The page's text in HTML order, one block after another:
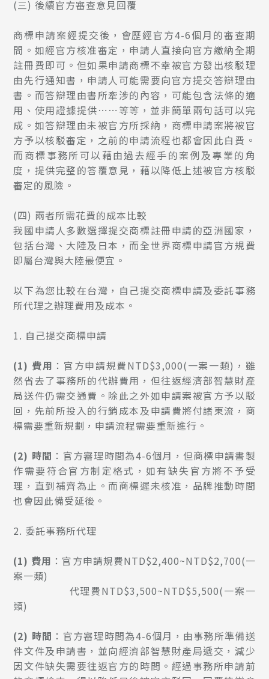
(三) 後續官方審查意見回覆
商標申請案經提交後，會歷經官方4-6個月的審查期
間。如經官方核准審定，申請人直接向官方繳納全期
註冊費即可。但如果申請商標不幸被官方發出核駁理
由先行通知書，申請人可能需要向官方提交答辯理由
書。而答辯理由書所牽涉的內容，可能包含法條的適
用、使用證據提供⋯⋯等等，並非簡單兩句話可以完
成。如答辯理由未被官方所採納，商標申請案將被官
方予以核駁審定，之前的申請流程也都會因此白費。
而商標事務所可以藉由過去經手的案例及專業的角
度，提供完整的答覆意見，藉以降低上述被官方核駁
審定的風險。
(四) 兩者所需花費的成本比較
我國申請人多數選擇提交商標註冊申請的亞洲國家，
包括台灣、大陸及日本，而全世界商標申請官方規費
即屬台灣與大陸最便宜。
以下為您比較在台灣，自己提交商標申請及委託事務
所代理之辦理費用及成本。
1. 自己提交商標申請
(1) 費用 ：官方申請規費NTD$3,000(一案一類)，雖
然省去了事務所的代辦費用，但往返經濟部智慧財產
局送件仍需交通費。除此之外如申請案被官方予以駁
回，先前所投入的行銷成本及申請費將付諸東流，商
標需要重新規劃，申請流程需要重新進行。
(2) 時間 ：官方審理時間為4-6個月，但商標申請書製
作需要符合官方制定格式，如有缺失官方將不予受
理，直到補齊為止。而商標遲未核准，品牌推動時間
也會因此備受延後。
2. 委託事務所代理
(1) 費用 ：官方申請規費NTD$2,400~NTD$2,700(一
案一類)
代理費NTD$3,500~NTD$5,500(一案一
類)
(2) 時間 ：官方審理時間為4-6個月，由事務所準備送
件文件及申請書，並向經濟部智慧財產局遞交，減少
因文件缺失需要往返官方的時間。經過事務所申請前